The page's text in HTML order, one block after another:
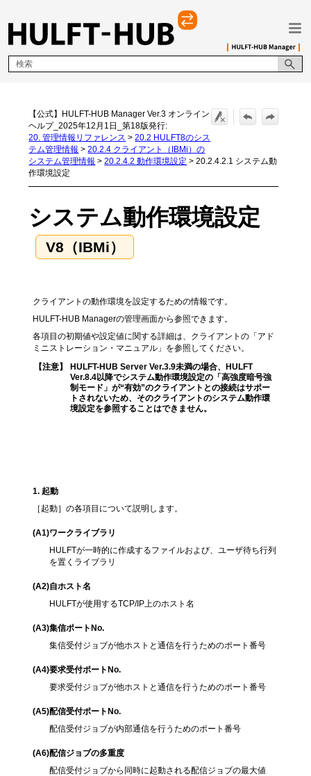
メイン コンテンツにスキップ
【公式】HULFT-HUB Manager Ver.3 オンライン
ヘルプ_2025年12月1日_第18版発行:
20. 管理情報リファレンス >20.2 HULFT8のシス
テム管理情報 >20.2.4 クライアント（IBMi）の
システム管理情報 >20.2.4.2 動作環境設定 >20.2.4.2.1 システム動
作環境設定
システム動作環境設定
クライアントの動作環境を設定するための情報です。
HULFT-HUB Managerの管理画面から参照できます。
各項目の初期値や設定値に関する詳細は、クライアントの「アド
ミニストレーション・マニュアル」を参照してください。
【注意】
HULFT-HUB Server Ver.3.9未満の場合、HULFT
Ver.8.4以降でシステム動作環境設定の「高強度暗号強
制モード」が“有効”のクライアントとの接続はサポー
トされないため、そのクライアントのシステム動作環
境設定を参照することはできません。
1. 起動
［起動］の各項目について説明します。
(A1)ワークライブラリ
HULFTが一時的に作成するファイルおよび、ユーザ待ち行列
を置くライブラリ
(A2)自ホスト名
HULFTが使用するTCP/IP上のホスト名
(A3)集信ポートNo.
集信受付ジョブが他ホストと通信を行うためのポート番号
(A4)要求受付ポートNo.
要求受付ジョブが他ホストと通信を行うためのポート番号
(A5)配信受付ポートNo.
配信受付ジョブが内部通信を行うためのポート番号
(A6)配信ジョブの多重度
配信受付ジョブから同時に起動される配信ジョブの最大値